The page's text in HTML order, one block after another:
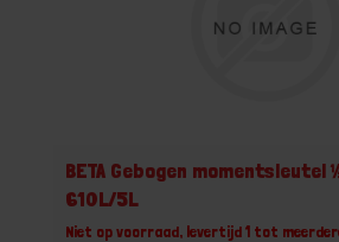
BETA Gebogen
610L/5L
Niet op voorraad, levertijd 1 tot